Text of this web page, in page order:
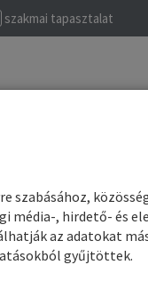
szakmai tapasztalat
szabásához,
média-, hirdető- és
az adatokat
gyűjtöttek.